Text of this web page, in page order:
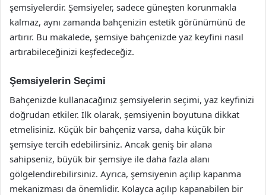
şemsiyelerdir. Şemsiyeler, sadece güneşten korunmakla
kalmaz, aynı zamanda bahçenizin estetik görünümünü de
artırır. Bu makalede, şemsiye bahçenizde yaz keyfini nasıl
artırabileceğinizi keşfedeceğiz.
Şemsiyelerin Seçimi
Bahçenizde kullanacağınız şemsiyelerin seçimi, yaz keyfinizi
doğrudan etkiler. İlk olarak, şemsiyenin boyutuna dikkat
etmelisiniz. Küçük bir bahçeniz varsa, daha küçük bir
şemsiye tercih edebilirsiniz. Ancak geniş bir alana
sahipseniz, büyük bir şemsiye ile daha fazla alanı
gölgelendirebilirsiniz. Ayrıca, şemsiyenin açılıp kapanma
mekanizması da önemlidir. Kolayca açılıp kapanabilen bir